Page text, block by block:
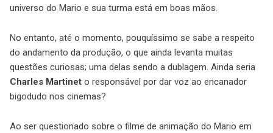
universo do Mario e sua turma está em boas mãos.
No entanto, até o momento, pouquíssimo se sabe a respeito
do andamento da produção, o que ainda levanta muitas
questões curiosas; uma delas sendo a dublagem. Ainda seria
Charles Martinet o responsável por dar voz ao encanador
bigodudo nos cinemas?
Ao ser questionado sobre o filme de animação do Mario em